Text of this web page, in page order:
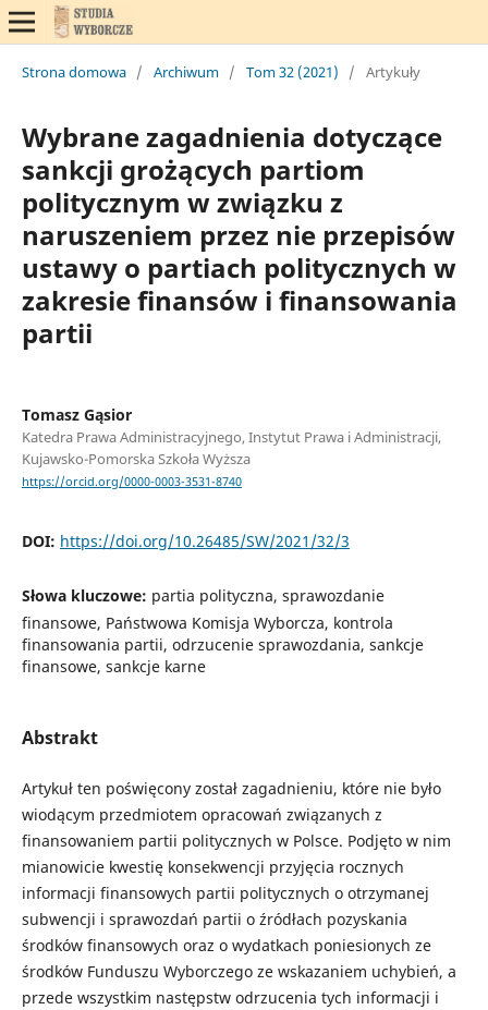
Strona domowa / Archiwum / Tom 32 (2021) / Artykuły
Wybrane zagadnienia dotyczące
sankcji grożących partiom
politycznym w związku z
naruszeniem przez nie przepisów
ustawy o partiach politycznych w
zakresie finansów i finansowania
partii
Tomasz Gąsior
Katedra Prawa Administracyjnego, Instytut Prawa i Administracji,
Kujawsko-Pomorska Szkoła Wyższa
https://orcid.org/0000-0003-3531-8740
DOI: https://doi.org/10.26485/SW/2021/32/3
Słowa kluczowe: partia polityczna, sprawozdanie
finansowe, Państwowa Komisja Wyborcza, kontrola
finansowania partii, odrzucenie sprawozdania, sankcje
finansowe, sankcje karne
Abstrakt
Artykuł ten poświęcony został zagadnieniu, które nie było
wiodącym przedmiotem opracowań związanych z
finansowaniem partii politycznych w Polsce. Podjęto w nim
mianowicie kwestię konsekwencji przyjęcia rocznych
informacji finansowych partii politycznych o otrzymanej
subwencji i sprawozdań partii o źródłach pozyskania
środków finansowych oraz o wydatkach poniesionych ze
środków Funduszu Wyborczego ze wskazaniem uchybień, a
przede wszystkim następstw odrzucenia tych informacji i